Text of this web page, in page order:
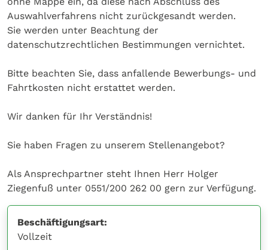
Auswahlverfahrens nicht zurückgesandt werden.
Sie werden unter Beachtung der
datenschutzrechtlichen Bestimmungen vernichtet.
Bitte beachten Sie, dass anfallende Bewerbungs- und
Fahrtkosten nicht erstattet werden.
Wir danken für Ihr Verständnis!
Sie haben Fragen zu unserem Stellenangebot?
Als Ansprechpartner steht Ihnen Herr Holger
Ziegenfuß unter 0551/200 262 00 gern zur Verfügung.
Beschäftigungsart:
Vollzeit